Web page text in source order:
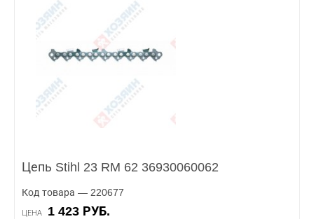
Цепь Stihl 23 RM 62 36930060062
Код товара — 220677
ЦЕНА 1 423 РУБ.